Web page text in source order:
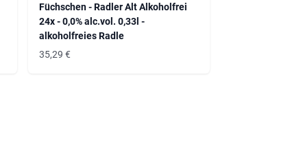
Füchschen - Radler Alt Alkoholfrei
24x - 0,0% alc.vol. 0,33l -
alkoholfreies Radle
35,29 €